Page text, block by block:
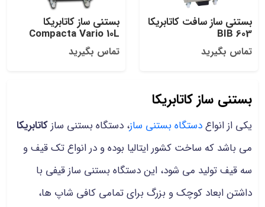
بستنی ساز سافت کاتابریکا
603 BIB
تماس بگیرید
بستنی ساز کاتابریکا
Compacta Vario 10L
تماس بگیرید
بستنی ساز کاتابریکا
یکی از انواعدستگاه بستنی ساز، دستگاه بستنی سازکاتابریکا
می باشد که ساخت کشور ایتالیا بوده و در انواع تک قیف و
سه قیف تولید می شود، این دستگاه بستنی ساز قیفی با
داشتن ابعاد کوچک و بزرگ برای تمامی کافی شاپ ها،